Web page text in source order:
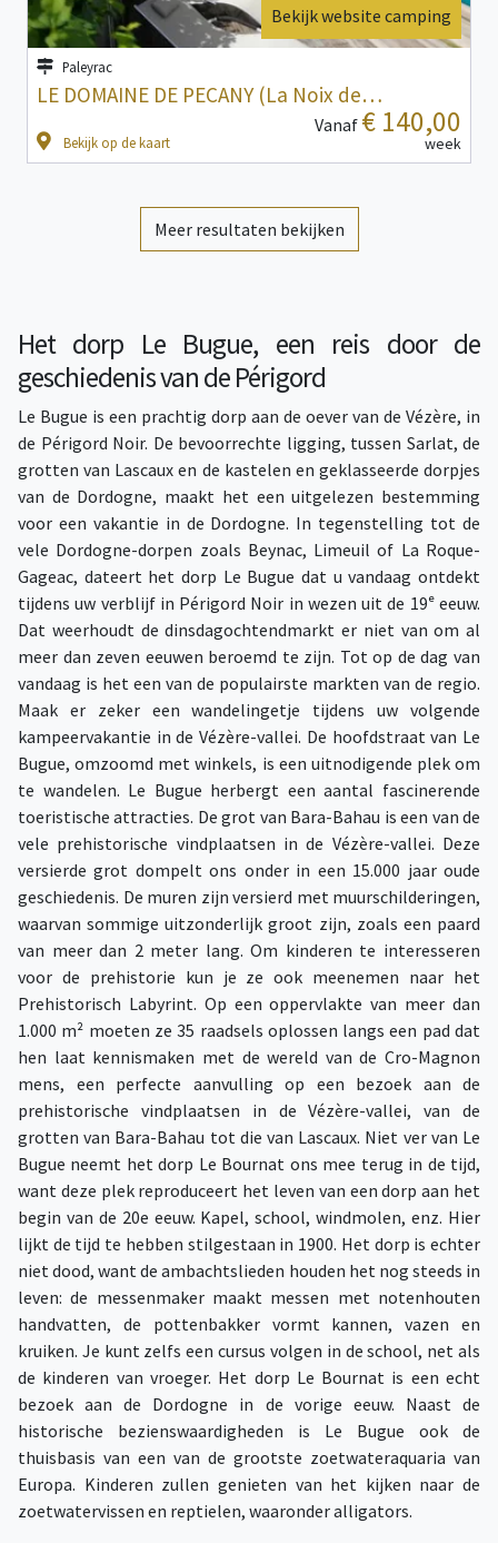
Bekijk website camping
Paleyrac
LE DOMAINE DE PECANY (La Noix de…
Bekijk op de kaart
Vanaf € 140,00
week
Meer resultaten bekijken
Het dorp Le Bugue, een reis door de
geschiedenis van de Périgord
Le Bugue is een prachtig dorp aan de oever van de Vézère, in
de Périgord Noir. De bevoorrechte ligging, tussen Sarlat, de
grotten van Lascaux en de kastelen en geklasseerde dorpjes
van de Dordogne, maakt het een uitgelezen bestemming
voor een vakantie in de Dordogne. In tegenstelling tot de
vele Dordogne-dorpen zoals Beynac, Limeuil of La Roque-
Gageac, dateert het dorp Le Bugue dat u vandaag ontdekt
tijdens uw verblijf in Périgord Noir in wezen uit de 19ᵉ eeuw.
Dat weerhoudt de dinsdagochtendmarkt er niet van om al
meer dan zeven eeuwen beroemd te zijn. Tot op de dag van
vandaag is het een van de populairste markten van de regio.
Maak er zeker een wandelingetje tijdens uw volgende
kampeervakantie in de Vézère-vallei. De hoofdstraat van Le
Bugue, omzoomd met winkels, is een uitnodigende plek om
te wandelen. Le Bugue herbergt een aantal fascinerende
toeristische attracties. De grot van Bara-Bahau is een van de
vele prehistorische vindplaatsen in de Vézère-vallei. Deze
versierde grot dompelt ons onder in een 15.000 jaar oude
geschiedenis. De muren zijn versierd met muurschilderingen,
waarvan sommige uitzonderlijk groot zijn, zoals een paard
van meer dan 2 meter lang. Om kinderen te interesseren
voor de prehistorie kun je ze ook meenemen naar het
Prehistorisch Labyrint. Op een oppervlakte van meer dan
1.000 m² moeten ze 35 raadsels oplossen langs een pad dat
hen laat kennismaken met de wereld van de Cro-Magnon
mens, een perfecte aanvulling op een bezoek aan de
prehistorische vindplaatsen in de Vézère-vallei, van de
grotten van Bara-Bahau tot die van Lascaux. Niet ver van Le
Bugue neemt het dorp Le Bournat ons mee terug in de tijd,
want deze plek reproduceert het leven van een dorp aan het
begin van de 20e eeuw. Kapel, school, windmolen, enz. Hier
lijkt de tijd te hebben stilgestaan in 1900. Het dorp is echter
niet dood, want de ambachtslieden houden het nog steeds in
leven: de messenmaker maakt messen met notenhouten
handvatten, de pottenbakker vormt kannen, vazen en
kruiken. Je kunt zelfs een cursus volgen in de school, net als
de kinderen van vroeger. Het dorp Le Bournat is een echt
bezoek aan de Dordogne in de vorige eeuw. Naast de
historische bezienswaardigheden is Le Bugue ook de
thuisbasis van een van de grootste zoetwateraquaria van
Europa. Kinderen zullen genieten van het kijken naar de
zoetwatervissen en reptielen, waaronder alligators.